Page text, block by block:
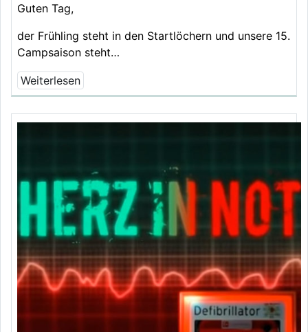
Guten Tag,
der Frühling steht in den Startlöchern und unsere 15.
Campsaison steht…
Weiterlesen